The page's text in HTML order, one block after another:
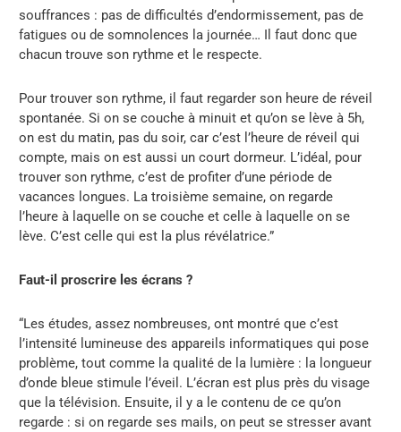
souffrances : pas de difficultés d’endormissement, pas de
fatigues ou de somnolences la journée… Il faut donc que
chacun trouve son rythme et le respecte.
Pour trouver son rythme, il faut regarder son heure de réveil
spontanée. Si on se couche à minuit et qu’on se lève à 5h,
on est du matin, pas du soir, car c’est l’heure de réveil qui
compte, mais on est aussi un court dormeur. L’idéal, pour
trouver son rythme, c’est de profiter d’une période de
vacances longues. La troisième semaine, on regarde
l’heure à laquelle on se couche et celle à laquelle on se
lève. C’est celle qui est la plus révélatrice.”
Faut-il proscrire les écrans ?
“Les études, assez nombreuses, ont montré que c’est
l’intensité lumineuse des appareils informatiques qui pose
problème, tout comme la qualité de la lumière : la longueur
d’onde bleue stimule l’éveil. L’écran est plus près du visage
que la télévision. Ensuite, il y a le contenu de ce qu’on
regarde : si on regarde ses mails, on peut se stresser avant